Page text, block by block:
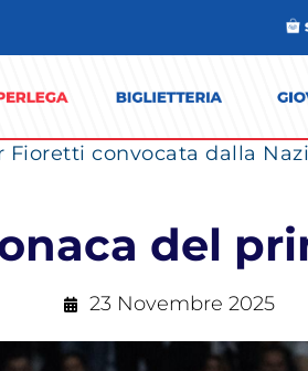
Fioretti convocata dalla
del
23 Novembre 2025